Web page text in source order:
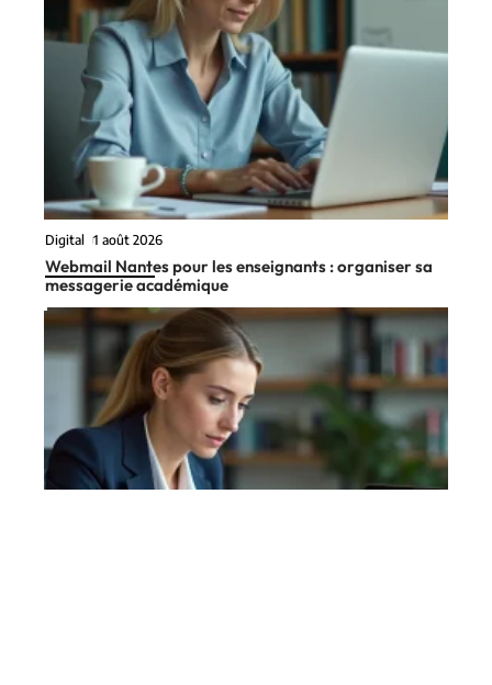
Digital 1 août 2026
Webmail Nantes pour les enseignants : organiser sa
messagerie académique